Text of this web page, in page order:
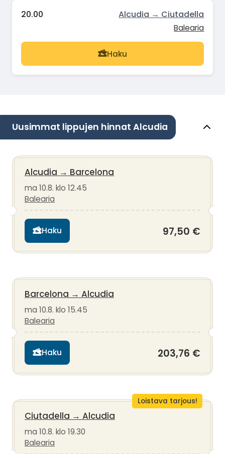
20.00 Alcudia → Ciutadella
Balearia
Haku
Uusimmat lippujen hinnat Alcudia
Alcudia → Barcelona
ma 10.8. klo 12.45
Balearia
Haku 97,50 €
Barcelona → Alcudia
ma 10.8. klo 15.45
Balearia
Haku 203,76 €
Loistava tarjous!
Ciutadella → Alcudia
ma 10.8. klo 19.30
Balearia